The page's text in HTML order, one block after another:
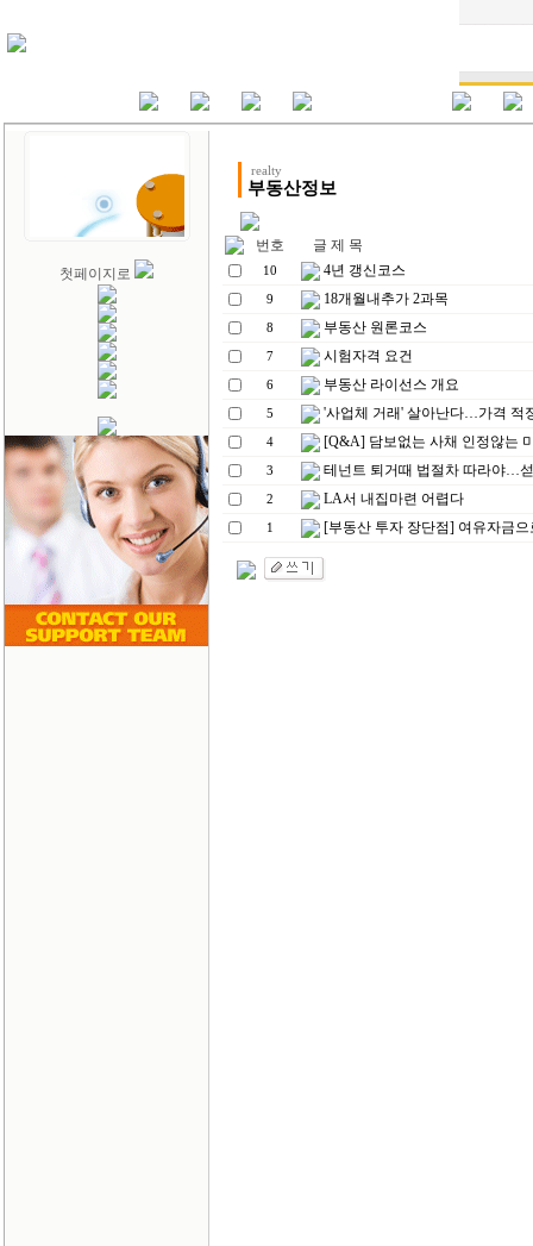
첫페이지로
realty
부동산정보
번호 글 제 목
10 4년 갱신코스
9 18개월내추가 2과목
8 부동산 원론코스
7 시험자격 요건
6 부동산 라이선스 개요
5 '사업체 거래' 살아난다…가격 적
4 [Q&A] 담보없는 사채 인정않는
3 테넌트 퇴거때 법절차 따라야…
2 LA서 내집마련 어렵다
1 [부동산 투자 장단점] 여유자금